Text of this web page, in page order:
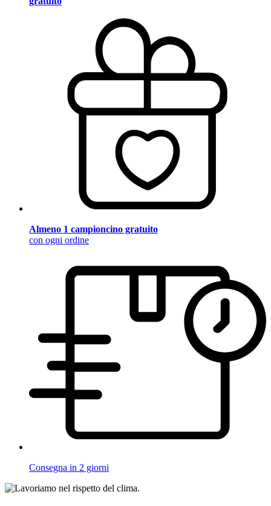
Almeno 1 campioncino gratuito
con ogni ordine
Consegna in 2 giorni